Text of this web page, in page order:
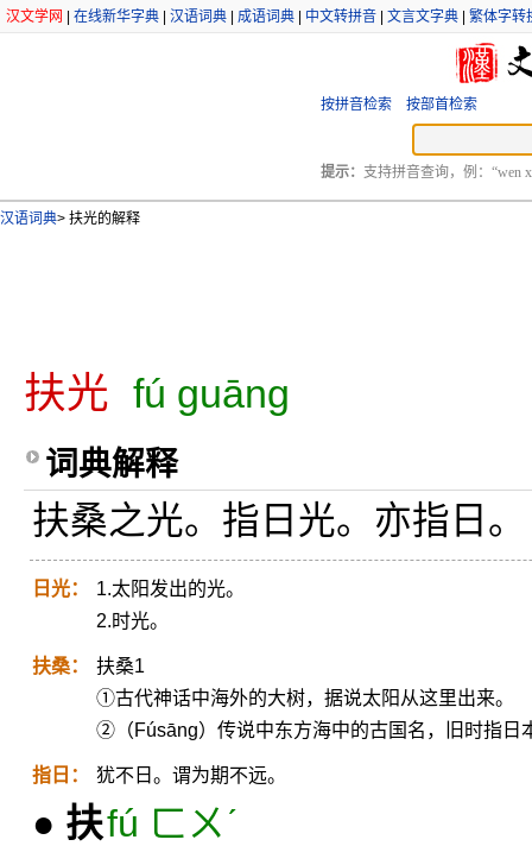
汉文学网 在线新华字典 汉语词典 成语词典 中文转拼音 文言文字典 繁体字转
按拼音检索 按部首检索
提示： 支持拼音查询，例：“wen
汉语词典> 扶光的解释
扶光 fú guāng
词典解释
扶桑之光。指日光。亦指日。
日光：
1.太阳发出的光。
2.时光。
扶桑：
扶桑1
①古代神话中海外的大树，据说太阳从这里出来。
②（Fúsāng）传说中东方海中的古国名，旧时指日
指日： 犹不日。谓为期不远。
● 扶fú ㄈㄨˊ